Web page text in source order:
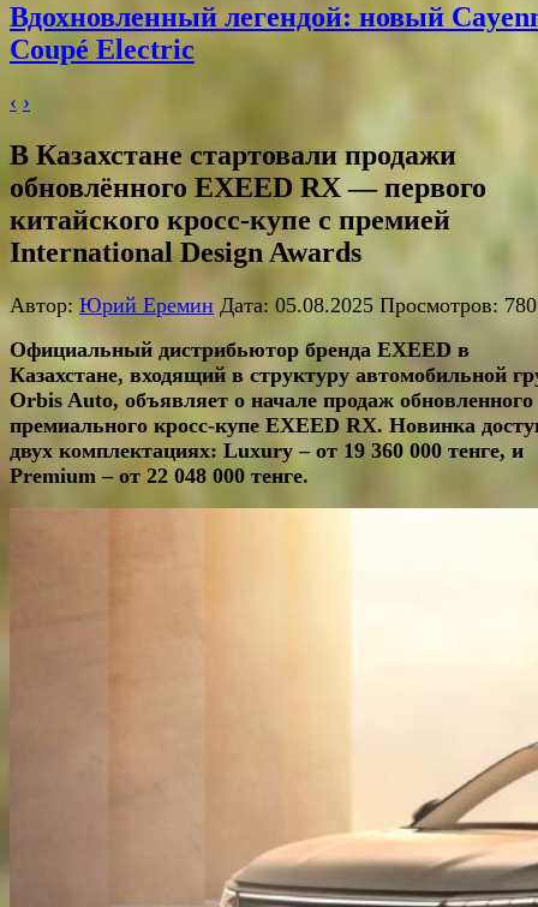
Вдохновленный легендой: новый
Coupé Electric
‹ ›
В Казахстане стартовали продажи
обновлённого EXEED RX — первого
китайского кросс-купе с премией
International Design Awards
Автор: Юрий Еремин Дата: 05.08.2025 Просмотров: 780
Официальный дистрибьютор бренда EXEED в
Казахстане, входящий в структуру автомобильной
Orbis Auto, объявляет о начале продаж обновленного
премиального кросс-купе EXEED RX. Новинка
двух комплектациях: Luxury – от 19 360 000 тенге, и
Premium – от 22 048 000 тенге.